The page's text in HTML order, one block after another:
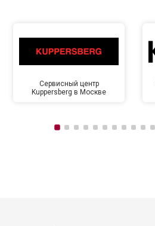
Сервисный центр
Kuppersberg в Москве